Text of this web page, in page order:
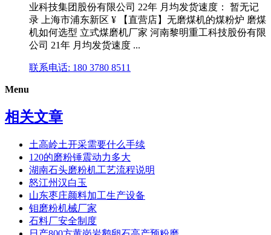
业科技集团股份有限公司 22年 月均发货速度： 暂无记
录 上海市浦东新区 ¥ 【直营店】无磨煤机的煤粉炉 磨煤
机如何选型 立式煤磨机厂家 河南黎明重工科技股份有限
公司 21年 月均发货速度 ...
联系电话: 180 3780 8511
Menu
相关文章
土高岭土开采需要什么手续
120的磨粉锤震动力多大
湖南石头磨粉机工艺流程说明
怒江州汉白玉
山东枣庄颜料加工生产设备
钼磨粉机械厂家
石料厂安全制度